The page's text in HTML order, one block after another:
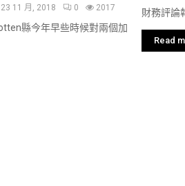
23 11 月, 2018 0 2017
縣今年早些時候對兩個加
財務評論
Read